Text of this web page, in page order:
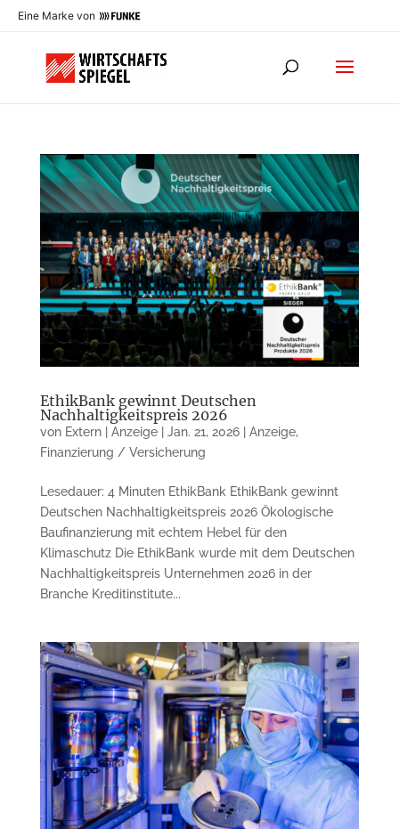
Eine Marke von
EthikBank gewinnt Deutschen
Nachhaltigkeitspreis 2026
von Extern | Anzeige| Jan. 21, 2026| Anzeige,
Finanzierung / Versicherung
Lesedauer: 4 Minuten EthikBank EthikBank gewinnt
Deutschen Nachhaltigkeitspreis 2026 Ökologische
Baufinanzierung mit echtem Hebel für den
Klimaschutz Die EthikBank wurde mit dem Deutschen
Nachhaltigkeitspreis Unternehmen 2026 in der
Branche Kreditinstitute...